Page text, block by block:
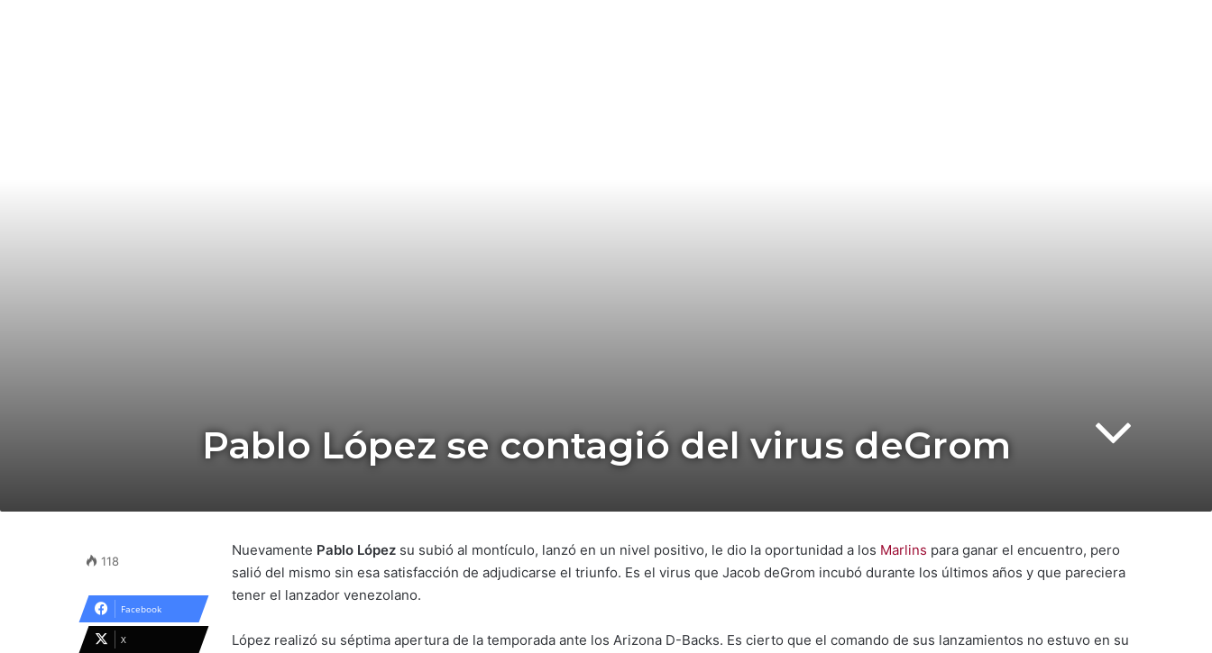
Pablo López se contagió del virus deGrom
Nuevamente Pablo López su subió al montículo, lanzó en un nivel positivo, le dio la oportunidad a los Marlins para ganar el encuentro, pero
salió del mismo sin esa satisfacción de adjudicarse el triunfo. Es el virus que Jacob deGrom incubó durante los últimos años y que pareciera
tener el lanzador venezolano.
López realizó su séptima apertura de la temporada ante los Arizona D-Backs. Es cierto que el comando de sus lanzamientos no estuvo en su
118
Facebook
X